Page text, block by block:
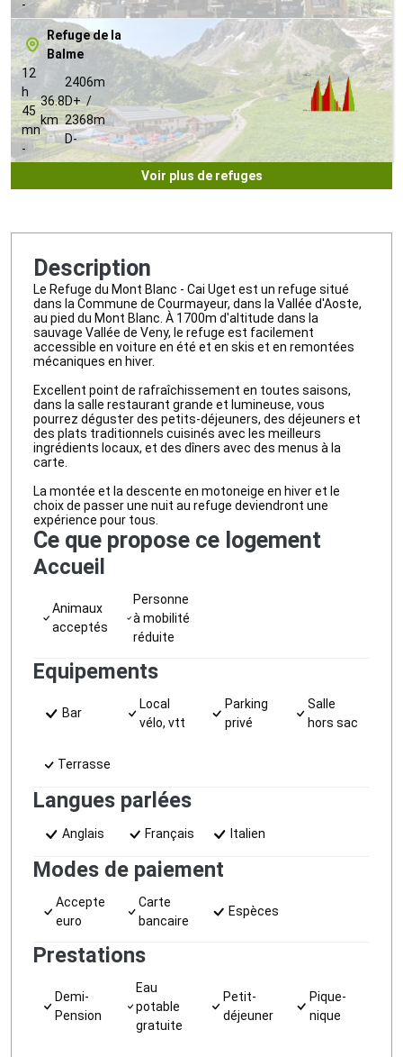
-
Refuge de la
Balme
12
h
45
mn
-
36.8
km
2406m
D+ /
2368m
D-
Voir plus de refuges
Description
Le Refuge du Mont Blanc - Cai Uget est un refuge situé
dans la Commune de Courmayeur, dans la Vallée d'Aoste,
au pied du Mont Blanc. À 1700m d'altitude dans la
sauvage Vallée de Veny, le refuge est facilement
accessible en voiture en été et en skis et en remontées
mécaniques en hiver.
Excellent point de rafraîchissement en toutes saisons,
dans la salle restaurant grande et lumineuse, vous
pourrez déguster des petits-déjeuners, des déjeuners et
des plats traditionnels cuisinés avec les meilleurs
ingrédients locaux, et des dîners avec des menus à la
carte.
La montée et la descente en motoneige en hiver et le
choix de passer une nuit au refuge deviendront une
expérience pour tous.
Ce que propose ce logement
Accueil
Animaux
acceptés
Personne
à mobilité
réduite
Equipements
Bar
Local
vélo, vtt
Parking
privé
Salle
hors sac
Terrasse
Langues parlées
Anglais Français Italien
Modes de paiement
Accepte
euro
Carte
bancaire
Espèces
Prestations
Demi-
Pension
Eau
potable
gratuite
Petit-
déjeuner
Pique-
nique